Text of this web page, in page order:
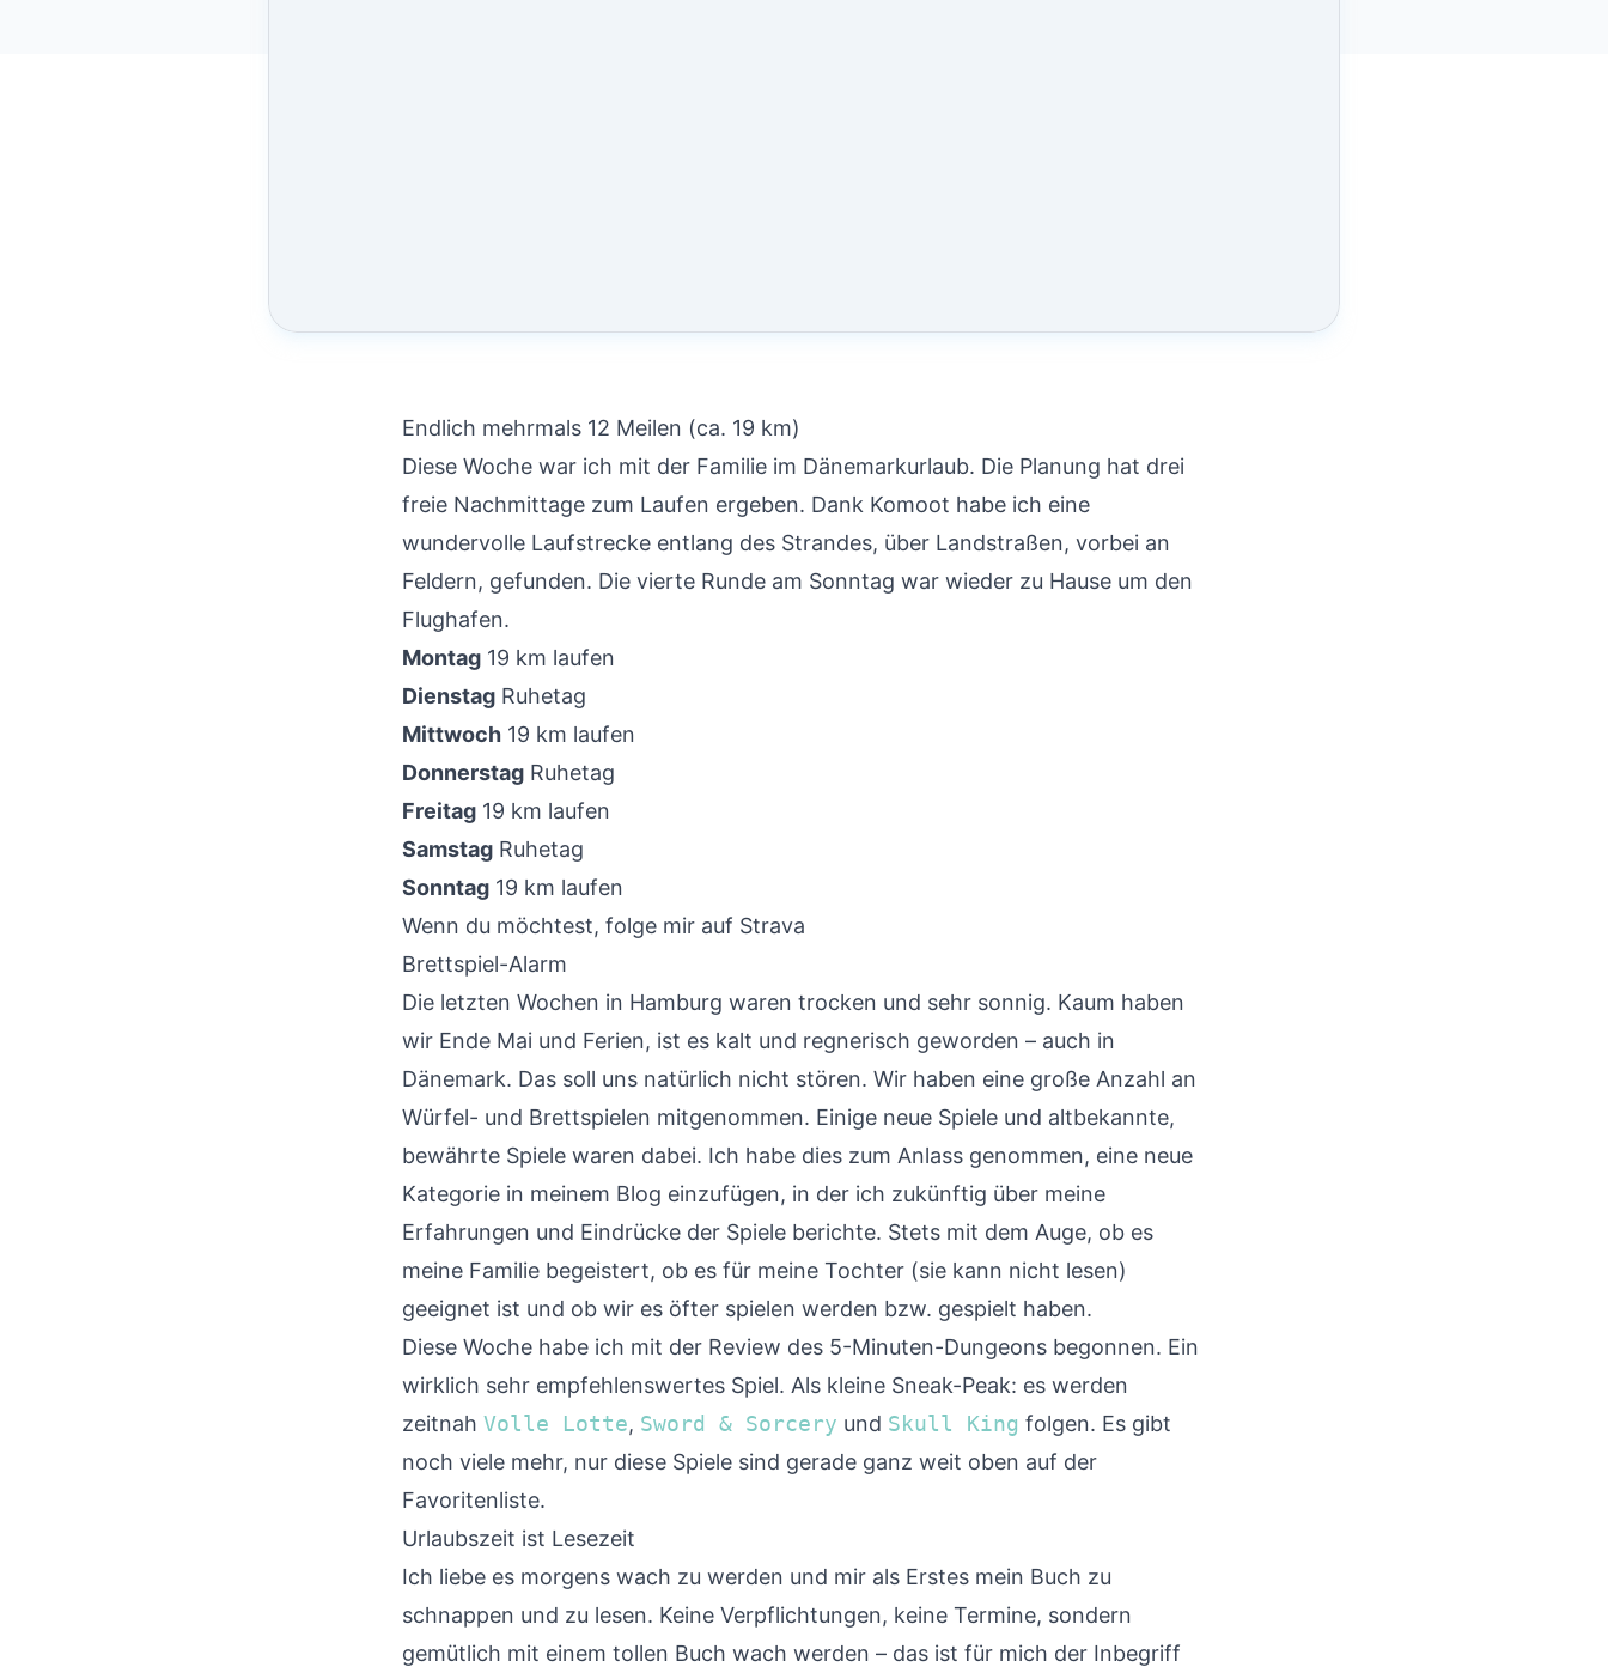
Endlich mehrmals 12 Meilen (ca. 19 km)
Diese Woche war ich mit der Familie im Dänemarkurlaub. Die Planung hat drei
freie Nachmittage zum Laufen ergeben. Dank Komoot habe ich eine
wundervolle Laufstrecke entlang des Strandes, über Landstraßen, vorbei an
Feldern, gefunden. Die vierte Runde am Sonntag war wieder zu Hause um den
Flughafen.
Montag 19 km laufen
Dienstag Ruhetag
Mittwoch 19 km laufen
Donnerstag Ruhetag
Freitag 19 km laufen
Samstag Ruhetag
Sonntag 19 km laufen
Wenn du möchtest, folge mir auf Strava
Brettspiel-Alarm
Die letzten Wochen in Hamburg waren trocken und sehr sonnig. Kaum haben
wir Ende Mai und Ferien, ist es kalt und regnerisch geworden – auch in
Dänemark. Das soll uns natürlich nicht stören. Wir haben eine große Anzahl an
Würfel- und Brettspielen mitgenommen. Einige neue Spiele und altbekannte,
bewährte Spiele waren dabei. Ich habe dies zum Anlass genommen, eine neue
Kategorie in meinem Blog einzufügen, in der ich zukünftig über meine
Erfahrungen und Eindrücke der Spiele berichte. Stets mit dem Auge, ob es
meine Familie begeistert, ob es für meine Tochter (sie kann nicht lesen)
geeignet ist und ob wir es öfter spielen werden bzw. gespielt haben.
Diese Woche habe ich mit der Review des 5-Minuten-Dungeons begonnen. Ein
wirklich sehr empfehlenswertes Spiel. Als kleine Sneak-Peak: es werden
zeitnah Volle Lotte, Sword & Sorcery und Skull King folgen. Es gibt
noch viele mehr, nur diese Spiele sind gerade ganz weit oben auf der
Favoritenliste.
Urlaubszeit ist Lesezeit
Ich liebe es morgens wach zu werden und mir als Erstes mein Buch zu
schnappen und zu lesen. Keine Verpflichtungen, keine Termine, sondern
gemütlich mit einem tollen Buch wach werden – das ist für mich der Inbegriff